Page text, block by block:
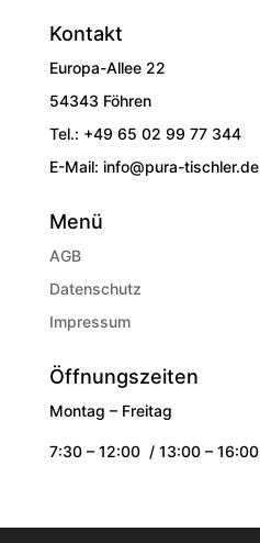
Kontakt
Europa-Allee 22
54343 Föhren
Tel.: +49 65 02 99 77 344
E-Mail: info@pura-tischler.de
Menü
AGB
Datenschutz
Impressum
Öffnungszeiten
Montag – Freitag
7:30 – 12:00 / 13:00 – 16:00